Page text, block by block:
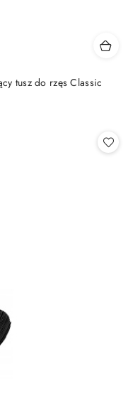
tusz do rzęs Classic